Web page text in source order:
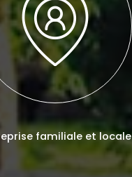
familiale et locale